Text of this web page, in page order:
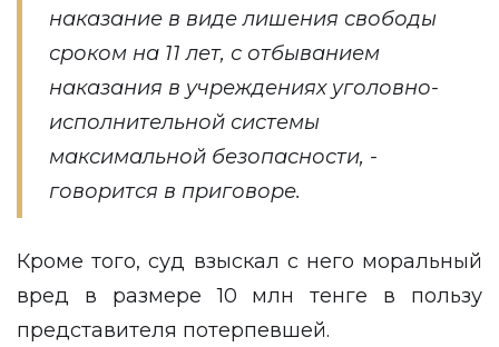
наказание в виде лишения свободы
сроком на 11 лет, с отбыванием
наказания в учреждениях уголовно-
исполнительной системы
максимальной безопасности, -
говорится в приговоре.
Кроме того, суд взыскал с него моральный
вред в размере 10 млн тенге в пользу
представителя потерпевшей.